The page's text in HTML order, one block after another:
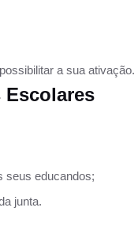
a sua ativação.
Escolares
seus educandos;
junta.